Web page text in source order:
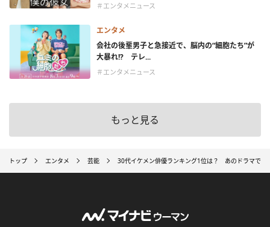
＃エンタメニュース
エンタメ
会社の後輩男子と急接近で、脳内の“細胞たち”が
大暴れ!? テレ...
＃エンタメニュース
もっと見る
トップ エンタメ 芸能 30代イケメン俳優ランキング1位は？ あのドラマで大